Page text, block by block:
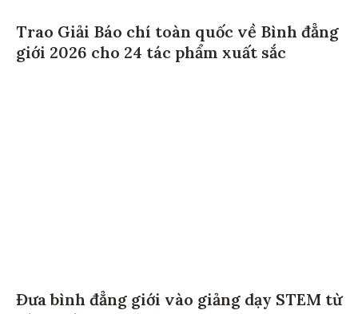
Trao Giải Báo chí toàn quốc về Bình đẳng
giới 2026 cho 24 tác phẩm xuất sắc
Đưa bình đẳng giới vào giảng dạy STEM từ